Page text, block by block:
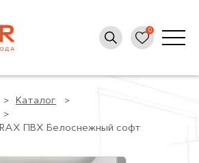
Каталог
ПВХ Белоснежный софт